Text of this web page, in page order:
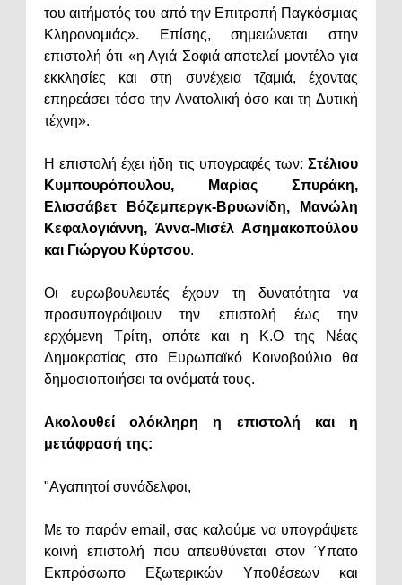
του αιτήματός του από την Επιτροπή Παγκόσμιας
Κληρονομιάς». Επίσης, σημειώνεται στην
επιστολή ότι «η Αγιά Σοφιά αποτελεί μοντέλο για
εκκλησίες και στη συνέχεια τζαμιά, έχοντας
επηρεάσει τόσο την Ανατολική όσο και τη Δυτική
τέχνη».
Η επιστολή έχει ήδη τις υπογραφές των: Στέλιου
Κυμπουρόπουλου, Μαρίας Σπυράκη,
Ελισσάβετ Βόζεμπεργκ-Βρυωνίδη, Μανώλη
Κεφαλογιάννη, Άννα-Μισέλ Ασημακοπούλου
και Γιώργου Κύρτσου.
Οι ευρωβουλευτές έχουν τη δυνατότητα να
προσυπογράψουν την επιστολή έως την
ερχόμενη Τρίτη, οπότε και η Κ.Ο της Νέας
Δημοκρατίας στο Ευρωπαϊκό Κοινοβούλιο θα
δημοσιοποιήσει τα ονόματά τους.
Ακολουθεί ολόκληρη η επιστολή και η
μετάφρασή της:
"Αγαπητοί συνάδελφοι,
Με το παρόν email, σας καλούμε να υπογράψετε
κοινή επιστολή που απευθύνεται στον Ύπατο
Εκπρόσωπο Εξωτερικών Υποθέσεων και